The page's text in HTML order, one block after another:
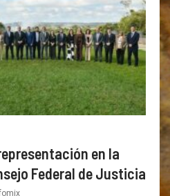
en la
Federal de Justicia